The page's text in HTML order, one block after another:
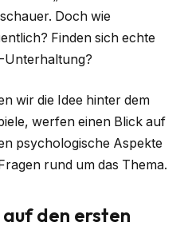
Doch wie
Finden sich echte
Unterhaltung?
wir die Idee hinter dem
werfen einen Blick auf
psychologische Aspekte
rund um das Thema.
den ersten